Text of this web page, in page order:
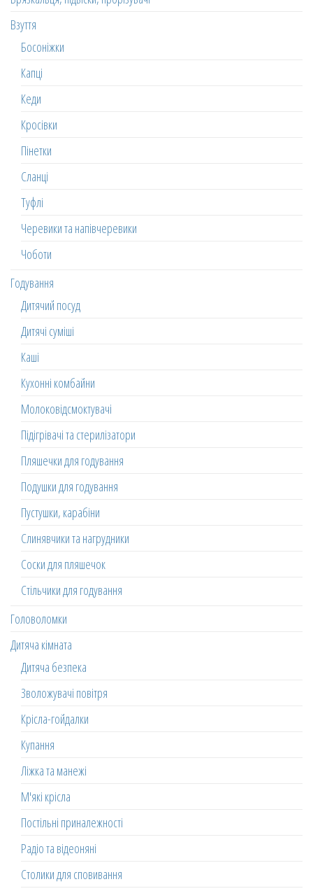
Взуття
Босоніжки
Капці
Кеди
Кросівки
Пінетки
Сланці
Туфлі
Черевики та напівчеревики
Чоботи
Годування
Дитячий посуд
Дитячі суміші
Каші
Кухонні комбайни
Молоковідсмоктувачі
Підігрівачі та стерилізатори
Пляшечки для годування
Подушки для годування
Пустушки, карабіни
Слинявчики та нагрудники
Соски для пляшечок
Стільчики для годування
Головоломки
Дитяча кімната
Дитяча безпека
Зволожувачі повітря
Крісла-гойдалки
Купання
Ліжка та манежі
М'які крісла
Постільні приналежності
Радіо та відеоняні
Столики для сповивання